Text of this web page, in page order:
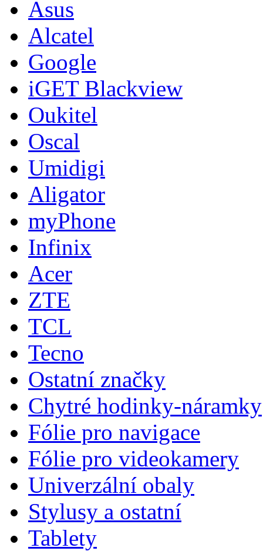
Asus
Alcatel
Google
iGET Blackview
Oukitel
Oscal
Umidigi
Aligator
myPhone
Infinix
Acer
ZTE
TCL
Tecno
Ostatní značky
Chytré hodinky-náramky
Fólie pro navigace
Fólie pro videokamery
Univerzální obaly
Stylusy a ostatní
Tablety